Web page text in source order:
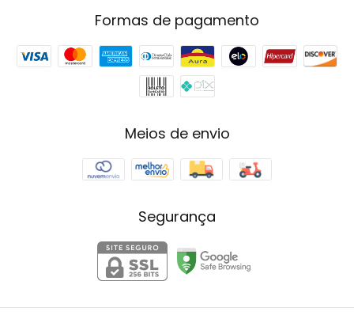
Formas de pagamento
Meios de envio
Segurança